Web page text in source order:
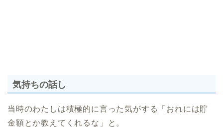
気持ちの話し
当時のわたしは積極的に言った気がする「おれには貯
金額とか教えてくれるな」と。